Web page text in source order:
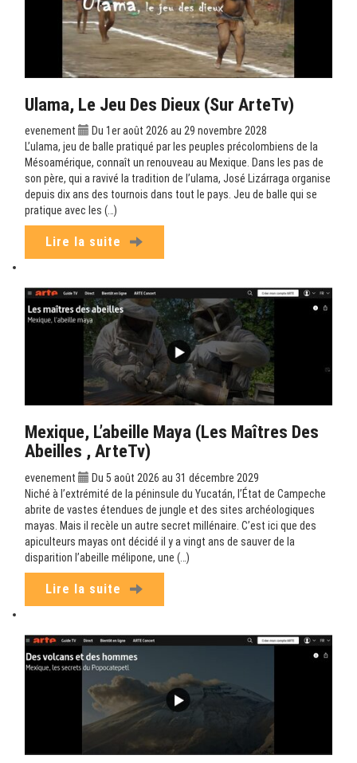
Ulama, Le Jeu Des Dieux (sur ArteTv)
evenement
Du 1er août 2026 au 29 novembre 2028
L’ulama, jeu de balle pratiqué par les peuples précolombiens de la
Mésoamérique, connaît un renouveau au Mexique. Dans les pas de
son père, qui a ravivé la tradition de l’ulama, José Lizárraga organise
depuis dix ans des tournois dans tout le pays. Jeu de balle qui se
pratique avec les (…)
Lire la suite
Mexique, L’abeille Maya (Les Maîtres Des
Abeilles , ArteTv)
evenement
Du 5 août 2026 au 31 décembre 2029
Niché à l’extrémité de la péninsule du Yucatán, l’État de Campeche
abrite de vastes étendues de jungle et des sites archéologiques
mayas. Mais il recèle un autre secret millénaire. C’est ici que des
apiculteurs mayas ont décidé il y a vingt ans de sauver de la
disparition l’abeille mélipone, une (…)
Lire la suite